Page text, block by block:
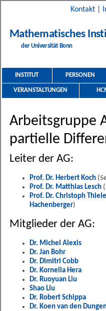
Kontakt
Mathematisches
der Universität Bonn
INSTITUT PERSONEN
VERANSTALTUNGEN
Arbeitsgruppe
partielle
Leiter der AG:
Prof. Dr. Herbert Koch
Prof. Dr. Matthias Lesch
Prof. Dr. Christoph Thiele
Hachenberger)
Mitglieder der AG:
Dr. Michel Alexis
Dr. Jan Bohr
Dr. Dimitri Cobb
Dr. Kornelia Hera
Dr. Ruoyuan Liu
Shao Liu
Dr. Robert Schippa
Dr. Koen van den